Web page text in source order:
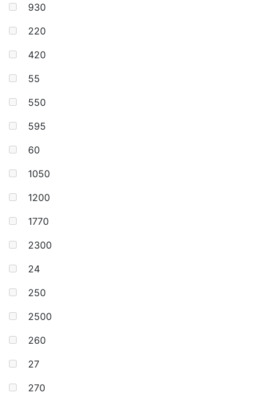
930
220
420
55
550
595
60
1050
1200
1770
2300
24
250
2500
260
27
270